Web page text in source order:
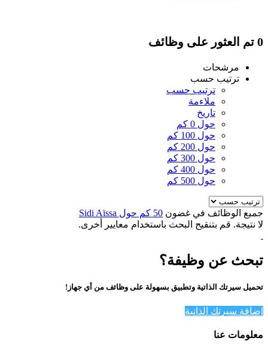
0 تم العثور على وظائف
مرشحات
ترتيب حسب
ترتيب حسب
ملاءمة
تاريخ
حول 0 كم
حول 100 كم
حول 200 كم
حول 300 كم
حول 400 كم
حول 500 كم
جميع الوظائف في غضون 50 كم حول Sidi Aïssa
لا نتيجة. قم بتنقيح البحث باستخدام معايير أخرى.
تبحث عن وظيفة؟
تحميل سيرتك الذاتية وتطبيق بسهولة على وظائف من أي جهاز!
إضافة سيرتك الذاتية
معلومات عنا